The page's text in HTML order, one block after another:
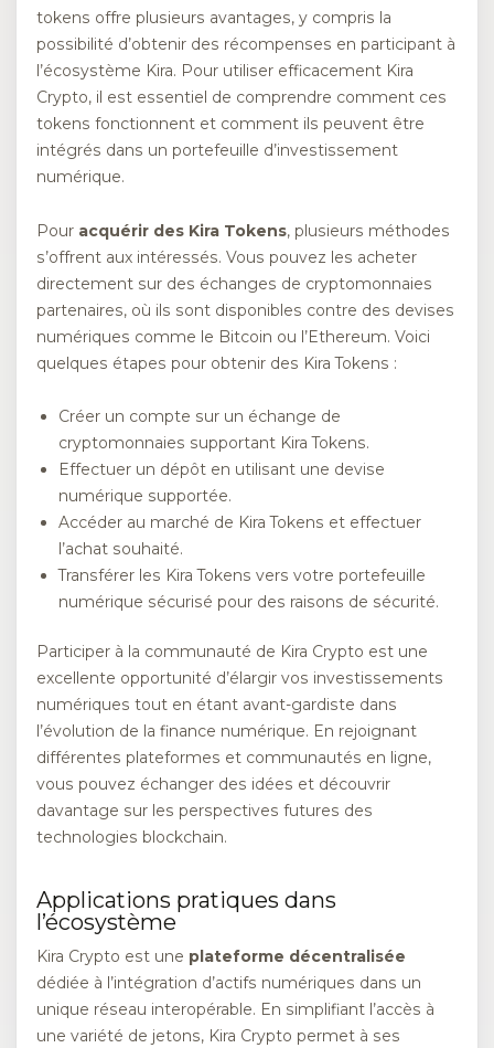
tokens offre plusieurs avantages, y compris la
possibilité d’obtenir des récompenses en participant à
l’écosystème Kira. Pour utiliser efficacement Kira
Crypto, il est essentiel de comprendre comment ces
tokens fonctionnent et comment ils peuvent être
intégrés dans un portefeuille d’investissement
numérique.
Pour acquérir des Kira Tokens, plusieurs méthodes
s’offrent aux intéressés. Vous pouvez les acheter
directement sur des échanges de cryptomonnaies
partenaires, où ils sont disponibles contre des devises
numériques comme le Bitcoin ou l’Ethereum. Voici
quelques étapes pour obtenir des Kira Tokens :
Créer un compte sur un échange de
cryptomonnaies supportant Kira Tokens.
Effectuer un dépôt en utilisant une devise
numérique supportée.
Accéder au marché de Kira Tokens et effectuer
l’achat souhaité.
Transférer les Kira Tokens vers votre portefeuille
numérique sécurisé pour des raisons de sécurité.
Participer à la communauté de Kira Crypto est une
excellente opportunité d’élargir vos investissements
numériques tout en étant avant-gardiste dans
l’évolution de la finance numérique. En rejoignant
différentes plateformes et communautés en ligne,
vous pouvez échanger des idées et découvrir
davantage sur les perspectives futures des
technologies blockchain.
Applications pratiques dans
l’écosystème
Kira Crypto est une plateforme décentralisée
dédiée à l’intégration d’actifs numériques dans un
unique réseau interopérable. En simplifiant l’accès à
une variété de jetons, Kira Crypto permet à ses